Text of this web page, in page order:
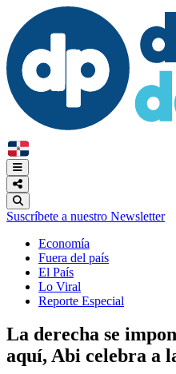
Suscríbete a nuestro Newsletter
Economía
Fuera del país
El País
Lo Viral
Reporte Especial
La derecha se
aquí, Abi celebra a